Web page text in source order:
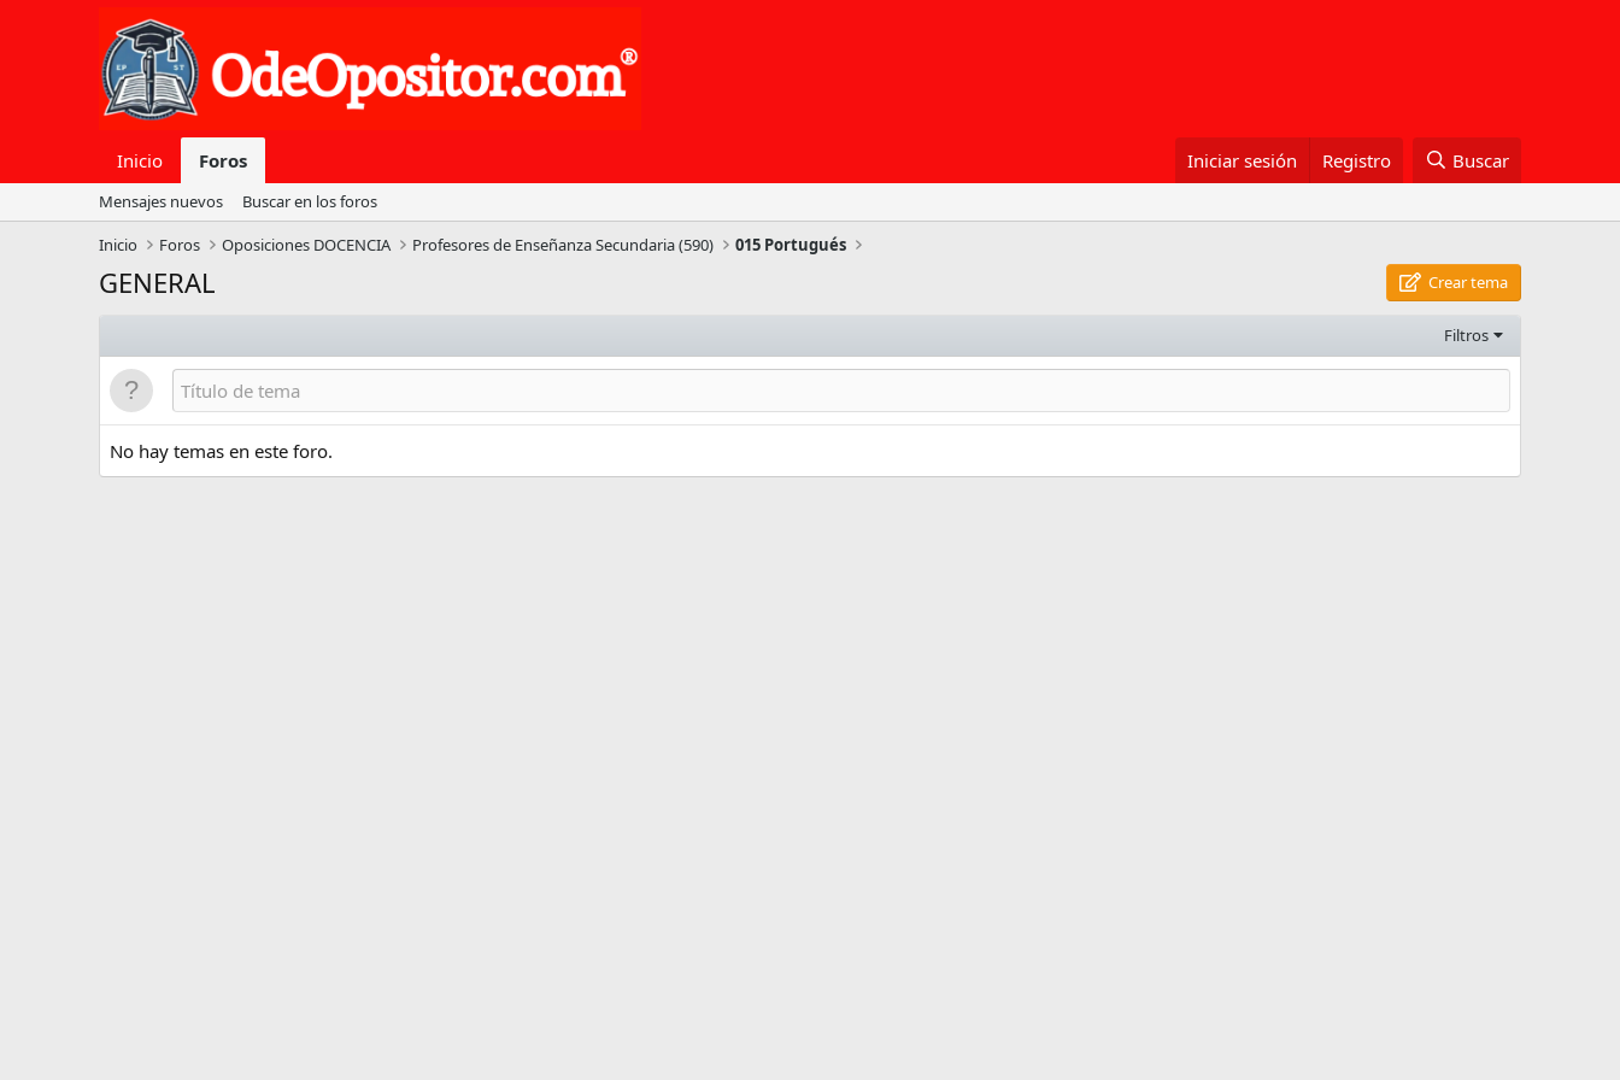
Inicio Foros Iniciar sesión Registro Buscar
Mensajes nuevos
Buscar en los foros
Inicio
Foros Oposiciones DOCENCIA Profesores de Enseñanza Secundaria (590) 015 Portugués
GENERAL Crear tema
Filtros
No hay temas en este foro.